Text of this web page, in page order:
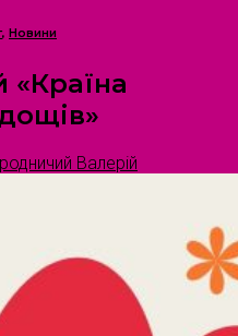
, Новини
«Країна
Валерій